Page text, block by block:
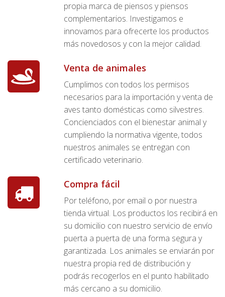
propia marca de piensos y piensos
complementarios. Investigamos e
innovamos para ofrecerte los productos
más novedosos y con la mejor calidad.
Venta de animales
Cumplimos con todos los permisos
necesarios para la importación y venta de
aves tanto domésticas como silvestres.
Concienciados con el bienestar animal y
cumpliendo la normativa vigente, todos
nuestros animales se entregan con
certificado veterinario.
Compra fácil
Por teléfono, por email o por nuestra
tienda virtual. Los productos los recibirá en
su domicilio con nuestro servicio de envío
puerta a puerta de una forma segura y
garantizada. Los animales se enviarán por
nuestra propia red de distribución y
podrás recogerlos en el punto habilitado
más cercano a su domicilio.